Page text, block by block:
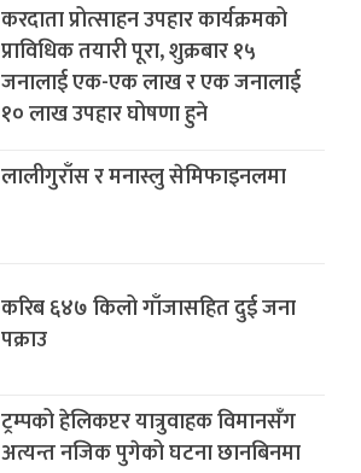
करदाता प्रोत्साहन उपहार कार्यक्रमको
प्राविधिक तयारी पूरा, शुक्रबार १५
जनालाई एक-एक लाख र एक जनालाई
१० लाख उपहार घोषणा हुने
लालीगुराँस र मनास्लु सेमिफाइनलमा
करिब ६४७ किलो गाँजासहित दुई जना
पक्राउ
ट्रम्पको हेलिकप्टर यात्रुवाहक विमानसँग
अत्यन्त नजिक पुगेको घटना छानबिनमा